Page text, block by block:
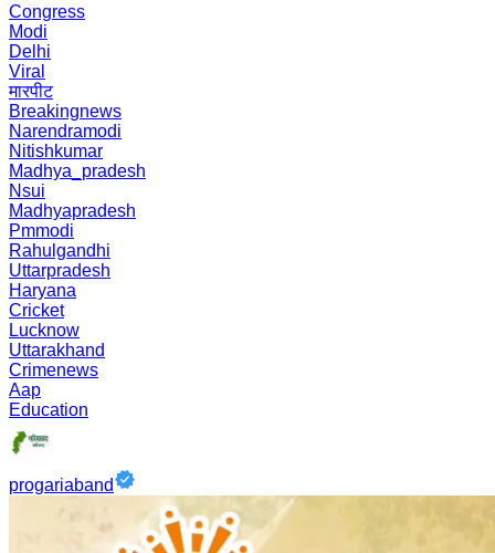
Congress
Modi
Delhi
Viral
मारपीट
Breakingnews
Narendramodi
Nitishkumar
Madhya_pradesh
Nsui
Madhyapradesh
Pmmodi
Rahulgandhi
Uttarpradesh
Haryana
Cricket
Lucknow
Uttarakhand
Crimenews
Aap
Education
progariaband